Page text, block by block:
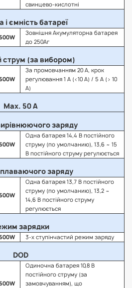
свинцево-кислотні
і ємність батареї
Зовнішня Акумуляторна батарея
до 250Аг
струм (за вибором)
За промовчанням 20 А, крок
регулювання 1 А (<10 А) / 5 А (> 10
А)
Max. 50 A
заряду
Одна батарея 14,4 В постійного
струму (по умолчанию), 13,6 ~ 15
В постійного струму регулюється
заряду
Одна батарея 13,7 В постійного
струму (по умолчанию), 13,2 ~
14,6 В постійного струму
регулюється
зарядки
3-х ступінчастий режим заряду
DOD
Одиночна батарея 10,8 В
постійного струму (за
замовчуванням), що